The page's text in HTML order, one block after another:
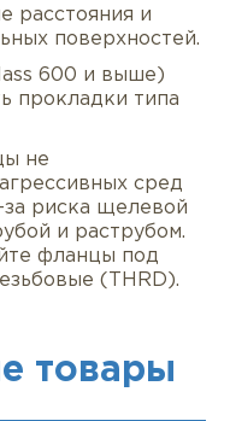
расстояния и
поверхностей.
600 и выше)
прокладки типа
не
сред
риска щелевой
и раструбом.
фланцы под
(THRD).
товары